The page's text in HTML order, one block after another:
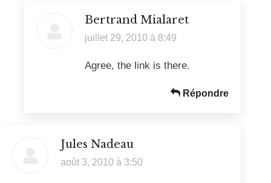
Bertrand Mialaret
dit
juillet 29, 2010 à 8:49
Agree, the link is there.
Répondre
Jules Nadeau
dit
août 3, 2010 à 3:50